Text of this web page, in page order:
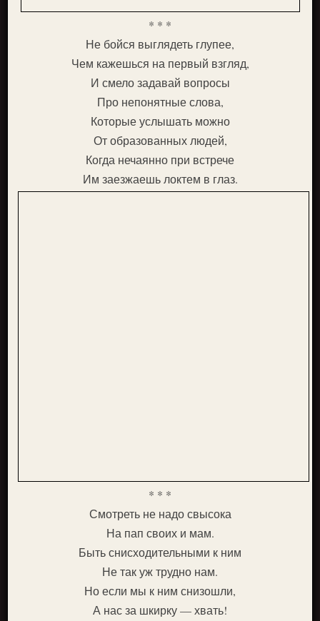
* * *
Не бойся выглядеть глупее,
Чем кажешься на первый взгляд,
И смело задавай вопросы
Про непонятные слова,
Которые услышать можно
От образованных людей,
Когда нечаянно при встрече
Им заезжаешь локтем в глаз.
* * *
Смотреть не надо свысока
На пап своих и мам.
Быть снисходительными к ним
Не так уж трудно нам.
Но если мы к ним снизошли,
А нас за шкирку — хвать!